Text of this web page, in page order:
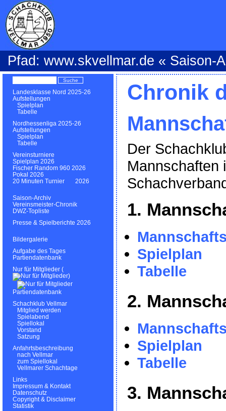
Pfad: www.skvellmar.de « Saison-
Landesklasse Nord 2025-26
Aufstellungen
Spielplan
Tabelle
Nordhessenliga 2025-26
Aufstellungen
Spielplan
Tabelle
Vereinsturniere
Spielplan 2026
Fischer Random 960 2026
Pokal 2026
20 Minuten Turnier 2026
Saison-Archiv
Vereinsmeister-Chronik
DWZ-Topliste
Presse & Spielberichte 2026
Bildergalerie
Aufgabe des Tages
Partiendatenbank
Nur für Mitglieder (
)
Partiendatenbank
Schachklub Vellmar
Mitglied werden
Spielabend
Spiellokal
Vorstand
Satzung
Anfahrtsbeschreibung
nach Vellmar
zum Spiellokal
Vellmarer Schachtage
Links
Impressum & Kontakt
Datenschutz
Copyright & Disclaimer
Statistik
Chronik
Der
Mannschaften
1.
Spielplan
Tabelle
2.
Spielplan
Tabelle
3.